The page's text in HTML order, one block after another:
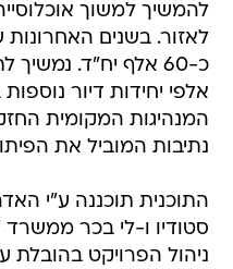
להמשיך למשוך
לאזור. בשנים האחרונות
כ-60 אלף יח"ד.
אלפי יחידות דיור
המנהיגות המקומית
נתיבות המוביל את
התוכנית תוכננה ע"י
סטודיו ו-לי בכר
ניהול הפרויקט